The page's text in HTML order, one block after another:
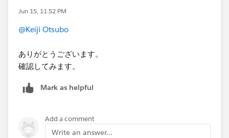
Jun 15, 11:52 PM
@Keiji Otsubo
ありがとうございます。
確認してみます。
Mark as helpful
Add a comment
Write an answer...